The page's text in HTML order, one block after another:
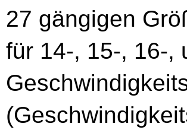
27 gängigen
für 14-, 15-, 16-,